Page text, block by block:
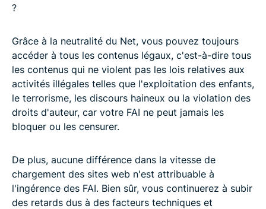
?
Grâce à la neutralité du Net, vous pouvez toujours
accéder à tous les contenus légaux, c'est-à-dire tous
les contenus qui ne violent pas les lois relatives aux
activités illégales telles que l'exploitation des enfants,
le terrorisme, les discours haineux ou la violation des
droits d'auteur, car votre FAI ne peut jamais les
bloquer ou les censurer.
De plus, aucune différence dans la vitesse de
chargement des sites web n'est attribuable à
l'ingérence des FAI. Bien sûr, vous continuerez à subir
des retards dus à des facteurs techniques et